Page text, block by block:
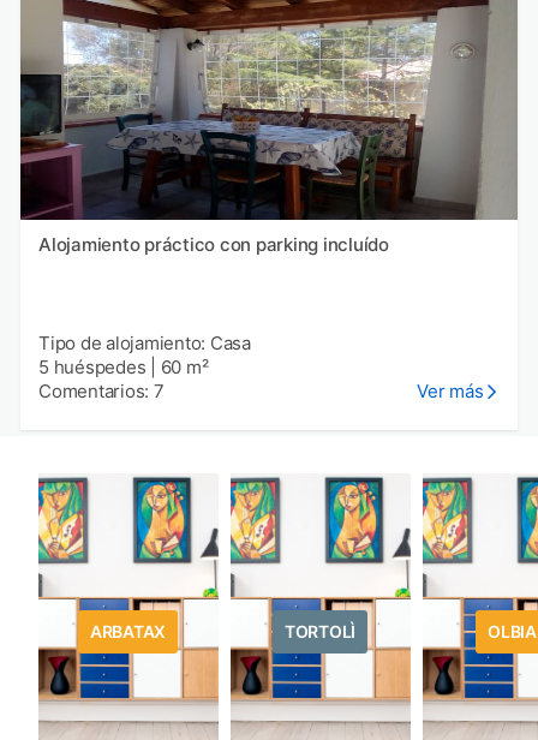
Alojamiento práctico con parking incluído
Tipo de alojamiento: Casa
5 huéspedes
60 m²
Comentarios: 7
Ver más
ARBATAX TORTOLÌ OLBIA